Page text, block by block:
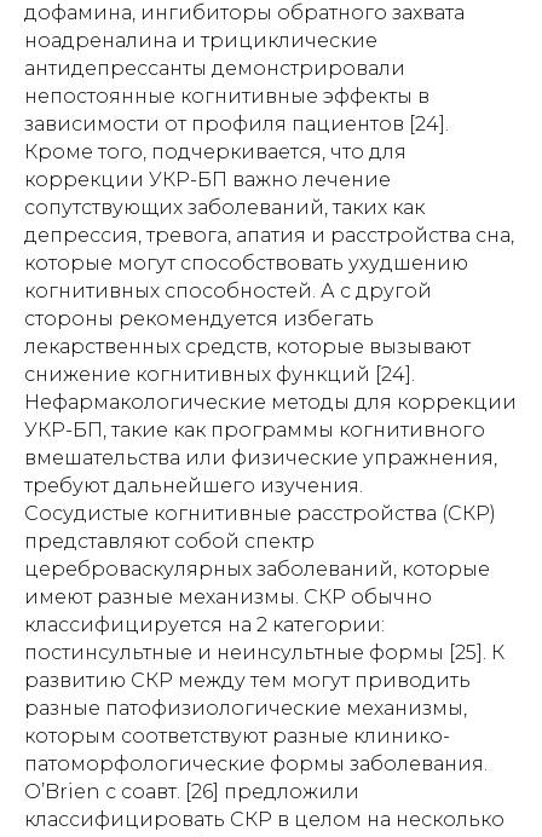
дофамина, ингибиторы обратного захвата
ноадреналина и трициклические
антидепрессанты демонстрировали
непостоянные когнитивные эффекты в
зависимости от профиля пациентов [24].
Кроме того, подчеркивается, что для
коррекции УКР-БП важно лечение
сопутствующих заболеваний, таких как
депрессия, тревога, апатия и расстройства сна,
которые могут способствовать ухудшению
когнитивных способностей. А с другой
стороны рекомендуется избегать
лекарственных средств, которые вызывают
снижение когнитивных функций [24].
Нефармакологические методы для коррекции
УКР-БП, такие как программы когнитивного
вмешательства или физические упражнения,
требуют дальнейшего изучения.
Сосудистые когнитивные расстройства (СКР)
представляют собой спектр
цереброваскулярных заболеваний, которые
имеют разные механизмы. СКР обычно
классифицируется на 2 категории:
постинсультные и неинсультные формы [25]. К
развитию СКР между тем могут приводить
разные патофизиологические механизмы,
которым соответствуют разные клинико-
патоморфологические формы заболевания.
O’Brien с соавт. [26] предложили
классифицировать СКР в целом на несколько